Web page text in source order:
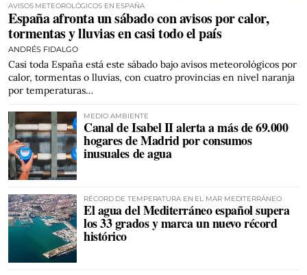
AVISOS METEOROLÓGICOS EN ESPAÑA
España afronta un sábado con avisos por calor,
tormentas y lluvias en casi todo el país
ANDRÉS FIDALGO
Casi toda España está este sábado bajo avisos meteorológicos por
calor, tormentas o lluvias, con cuatro provincias en nivel naranja
por temperaturas…
MEDIO AMBIENTE
Canal de Isabel II alerta a más de 69.000
hogares de Madrid por consumos
inusuales de agua
RÉCORD DE TEMPERATURA EN EL MAR MEDITERRÁNEO
El agua del Mediterráneo español supera
los 33 grados y marca un nuevo récord
histórico